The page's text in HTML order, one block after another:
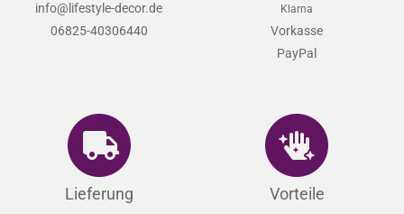
info@lifestyle-decor.de
06825-40306440
Klarna
Vorkasse
PayPal
Lieferung Vorteile